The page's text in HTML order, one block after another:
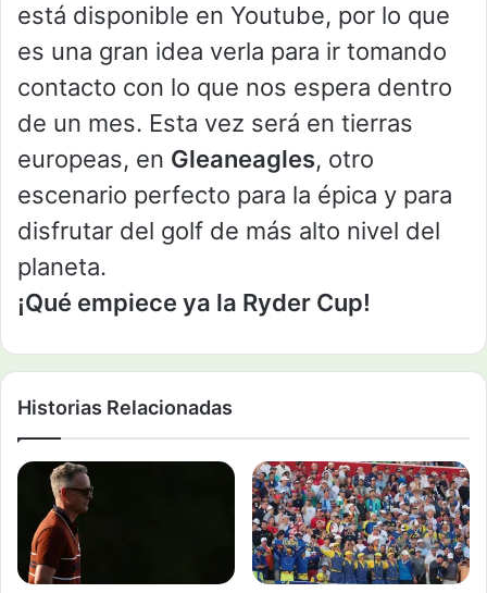
está disponible en Youtube, por lo que
es una gran idea verla para ir tomando
contacto con lo que nos espera dentro
de un mes. Esta vez será en tierras
europeas, en Gleaneagles, otro
escenario perfecto para la épica y para
disfrutar del golf de más alto nivel del
planeta.
¡Qué empiece ya la Ryder Cup!
Historias Relacionadas